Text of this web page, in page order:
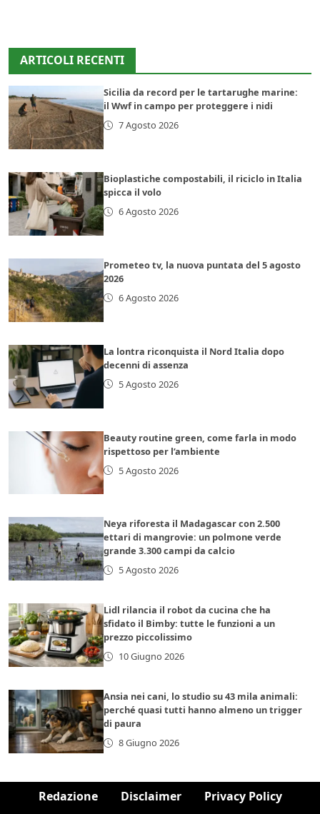
ARTICOLI RECENTI
Sicilia da record per le tartarughe marine:
il Wwf in campo per proteggere i nidi
7 Agosto 2026
Bioplastiche compostabili, il riciclo in Italia
spicca il volo
6 Agosto 2026
Prometeo tv, la nuova puntata del 5 agosto
2026
6 Agosto 2026
La lontra riconquista il Nord Italia dopo
decenni di assenza
5 Agosto 2026
Beauty routine green, come farla in modo
rispettoso per l’ambiente
5 Agosto 2026
Neya riforesta il Madagascar con 2.500
ettari di mangrovie: un polmone verde
grande 3.300 campi da calcio
5 Agosto 2026
Lidl rilancia il robot da cucina che ha
sfidato il Bimby: tutte le funzioni a un
prezzo piccolissimo
10 Giugno 2026
Ansia nei cani, lo studio su 43 mila animali:
perché quasi tutti hanno almeno un trigger
di paura
8 Giugno 2026
Redazione Disclaimer Privacy Policy